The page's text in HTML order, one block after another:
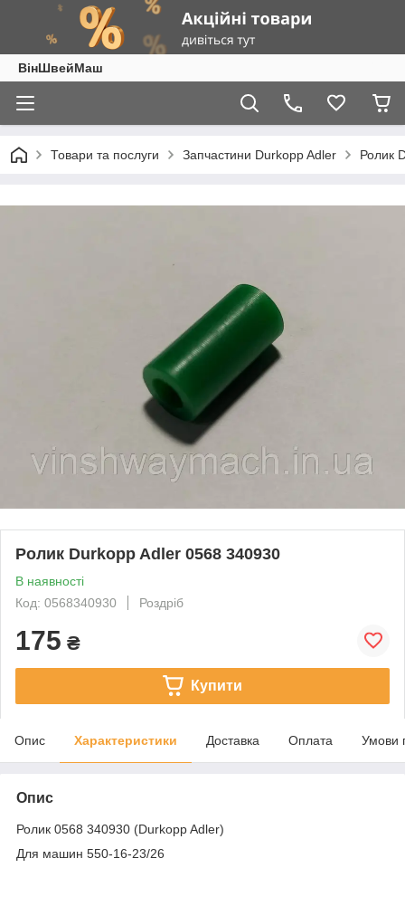
ВінШвейМаш
Товари та послуги Запчастини Durkopp Adler Ролик
Ролик Durkopp Adler 0568 340930
В наявності
Код: 0568340930
Роздріб
175 ₴
Купити
Опис Характеристики Доставка Оплата Умови
Опис
Ролик 0568 340930 (Durkopp Adler)
Для машин 550-16-23/26